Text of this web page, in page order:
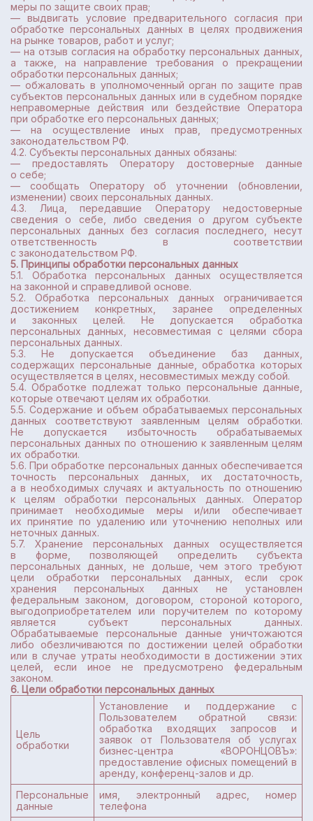
меры по защите своих прав;
— выдвигать условие предварительного согласия при
обработке персональных данных в целях продвижения
на рынке товаров, работ и услуг;
— на отзыв согласия на обработку персональных данных,
а также, на направление требования о прекращении
обработки персональных данных;
— обжаловать в уполномоченный орган по защите прав
субъектов персональных данных или в судебном порядке
неправомерные действия или бездействие Оператора
при обработке его персональных данных;
— на осуществление иных прав, предусмотренных
законодательством РФ.
4.2. Субъекты персональных данных обязаны:
— предоставлять Оператору достоверные данные
о себе;
— сообщать Оператору об уточнении (обновлении,
изменении) своих персональных данных.
4.3. Лица, передавшие Оператору недостоверные
сведения о себе, либо сведения о другом субъекте
персональных данных без согласия последнего, несут
ответственность в соответствии
с законодательством РФ.
5. Принципы обработки персональных данных
5.1. Обработка персональных данных осуществляется
на законной и справедливой основе.
5.2. Обработка персональных данных ограничивается
достижением конкретных, заранее определенных
и законных целей. Не допускается обработка
персональных данных, несовместимая с целями сбора
персональных данных.
5.3. Не допускается объединение баз данных,
содержащих персональные данные, обработка которых
осуществляется в целях, несовместимых между собой.
5.4. Обработке подлежат только персональные данные,
которые отвечают целям их обработки.
5.5. Содержание и объем обрабатываемых персональных
данных соответствуют заявленным целям обработки.
Не допускается избыточность обрабатываемых
персональных данных по отношению к заявленным целям
их обработки.
5.6. При обработке персональных данных обеспечивается
точность персональных данных, их достаточность,
а в необходимых случаях и актуальность по отношению
к целям обработки персональных данных. Оператор
принимает необходимые меры и/или обеспечивает
их принятие по удалению или уточнению неполных или
неточных данных.
5.7. Хранение персональных данных осуществляется
в форме, позволяющей определить субъекта
персональных данных, не дольше, чем этого требуют
цели обработки персональных данных, если срок
хранения персональных данных не установлен
федеральным законом, договором, стороной которого,
выгодоприобретателем или поручителем по которому
является субъект персональных данных.
Обрабатываемые персональные данные уничтожаются
либо обезличиваются по достижении целей обработки
или в случае утраты необходимости в достижении этих
целей, если иное не предусмотрено федеральным
законом.
6. Цели обработки персональных данных
Цель
обработки
Установление и поддержание с
Пользователем обратной связи:
обработка входящих запросов и
заявок от Пользователя об услугах
бизнес-центра «ВОРОНЦОВЪ»:
предоставление офисных помещений в
аренду, конференц-залов и др.
Персональные
данные
имя, электронный адрес, номер
телефона